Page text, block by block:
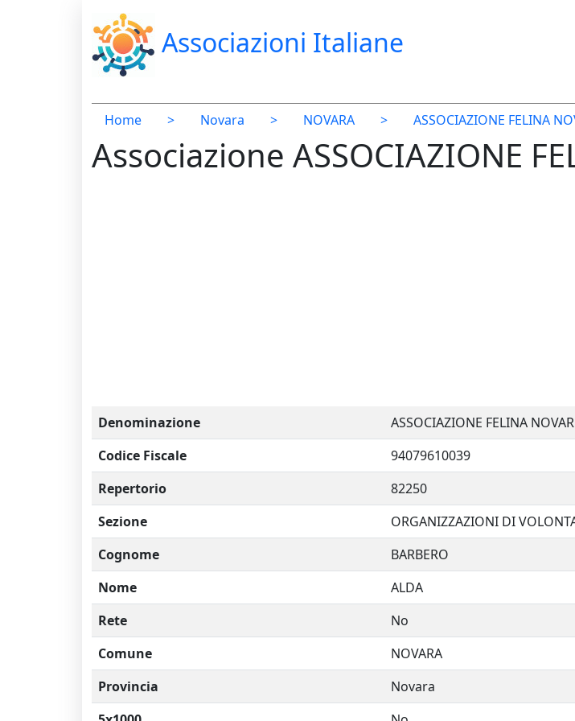
Associazioni Italiane
Home > Novara > NOVARA > ASSOCIAZIONE FELINA
Associazione ASSOCIAZIONE
Denominazione
ASSOCIAZIONE FELINA
Codice Fiscale
94079610039
Repertorio
82250
Sezione
ORGANIZZAZIONI DI
Cognome
BARBERO
Nome
ALDA
Rete
No
Comune
NOVARA
Provincia
Novara